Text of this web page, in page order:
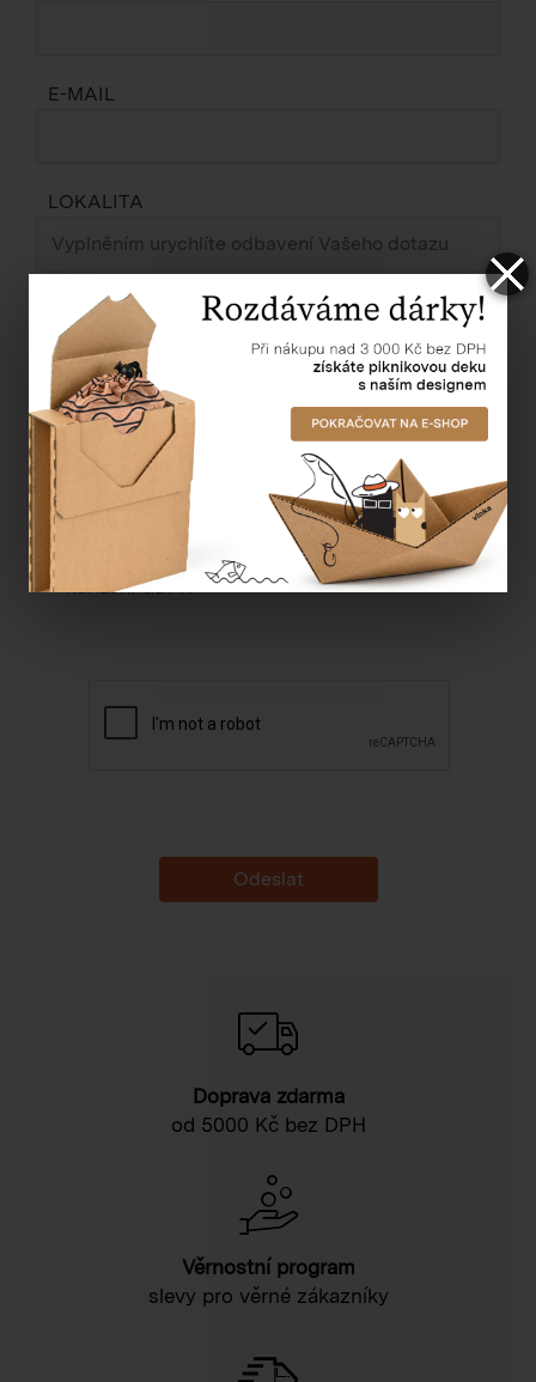
E-MAIL
LOKALITA
ZPRÁVA *
Souhlasím se zpracováním osobních údajů dle
nařízení GDPR
Doprava zdarma
od 5000 Kč bez DPH
Věrnostní program
slevy pro věrné zákazníky